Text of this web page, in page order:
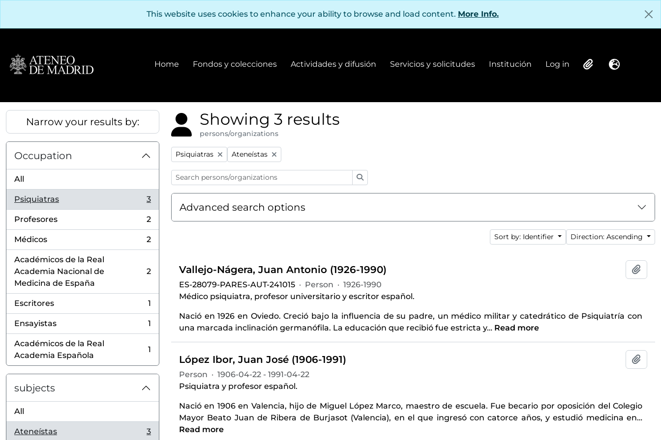
This website uses cookies to enhance your ability to browse and load content. More Info.
Home Fondos y colecciones
Fondos y colecciones
Actividades y difusión
Actividades y difusión
Servicios y solicitudes Institución
Institución
Log in
Log in ClipboardLanguage
Narrow your results by:
Occupation
All
Psiquiatras
, 3 results
3
Profesores
, 2 results
2
Médicos
, 2 results
2
Académicos de la Real
Academia Nacional de
Medicina de España
, 2 results
2
Escritores
, 1 results
1
Ensayistas
, 1 results
1
Académicos de la Real
Academia Española
, 1 results
1
subjects
All
Ateneístas
, 3 results
3
Showing 3 results
persons/organizations
Remove filter:
Psiquiatras Remove filter:
Ateneístas
Advanced search options
Sort by: Identifier Direction: Ascending
Vallejo-Nágera, Juan Antonio (1926-1990)
ES-28079-PARES-AUT-241015 · Person · 1926-1990
Médico psiquiatra, profesor universitario y escritor español.
Nació en 1926 en Oviedo. Creció bajo la influencia de su padre, un médico militar y catedrático de Psiquiatría con
una marcada inclinación germanófila. La educación que recibió fue estricta y… Read more
López Ibor, Juan José (1906-1991)
Person · 1906-04-22 - 1991-04-22
Psiquiatra y profesor español.
Nació en 1906 en Valencia, hijo de Miguel López Marco, maestro de escuela. Fue becario por oposición del Colegio
Mayor Beato Juan de Ribera de Burjasot (Valencia), en el que ingresó con catorce años, y estudió medicina en…
Read more